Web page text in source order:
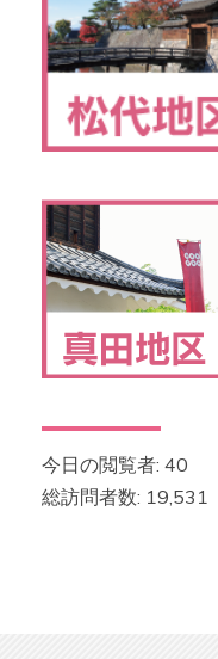
今日の閲覧者: 40
総訪問者数: 19,531